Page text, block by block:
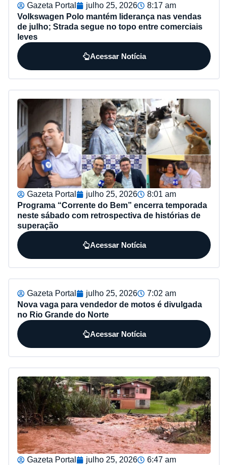
Gazeta Portal julho 25, 2026
8:17 am
Volkswagen Polo mantém liderança nas vendas
de julho; Strada segue no topo entre comerciais
leves
Acessar Notícia
Gazeta Portal julho 25, 2026
8:01 am
Programa “Corrente do Bem” encerra temporada
neste sábado com retrospectiva de histórias de
superação
Acessar Notícia
Gazeta Portal julho 25, 2026
7:02 am
Nova vaga para vendedor de motos é divulgada
no Rio Grande do Norte
Acessar Notícia
Gazeta Portal julho 25, 2026 6:47 am